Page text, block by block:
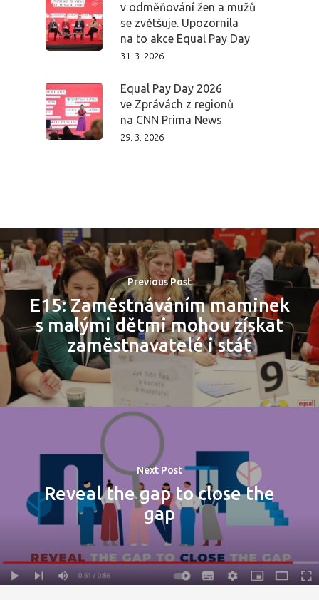
v odměňování žen a mužů
se zvětšuje. Upozornila
na to akce Equal Pay Day
31. 3. 2026
Equal Pay Day 2026
ve Zprávách z regionů
na CNN Prima News
29. 3. 2026
Previous Post
E15: Zaměstnáváním maminek
s malými dětmi mohou získat
zaměstnavatelé i stát
Next Post
Reveal the gap to close the
gap